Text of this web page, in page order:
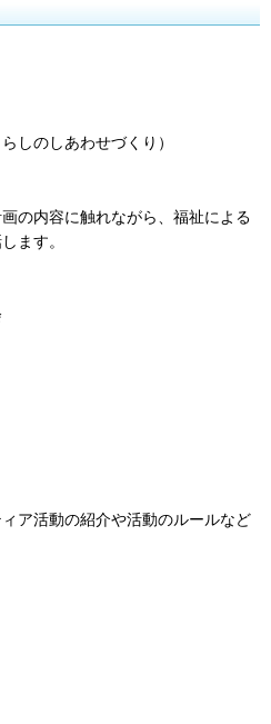
しのしあわせづくり）
の内容に触れながら、福祉による
ます。
ア活動の紹介や活動のルールなど